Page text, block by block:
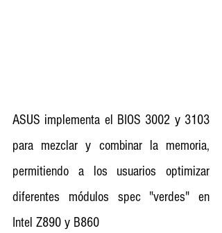
ASUS implementa el BIOS 3002 y 3103
para mezclar y combinar la memoria,
permitiendo a los usuarios optimizar
diferentes módulos spec "verdes" en
Intel Z890 y B860